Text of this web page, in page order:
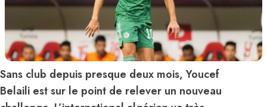
Sans club depuis presque deux mois, Youcef
Belaili est sur le point de relever un nouveau